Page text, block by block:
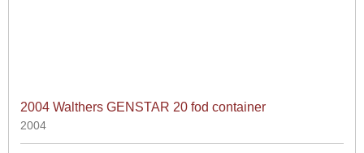
2004 Walthers GENSTAR 20 fod container
2004